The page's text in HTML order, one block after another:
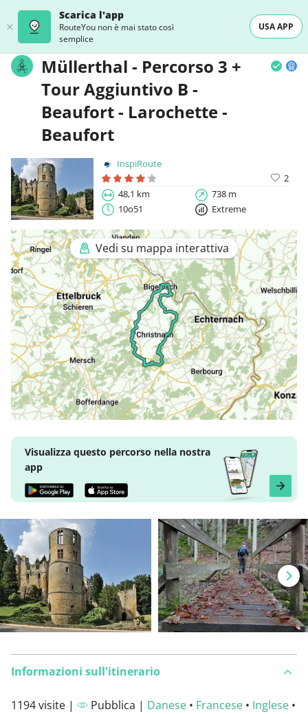
Scarica l'app
RouteYou non è mai stato così
semplice
USA APP
Müllerthal - Percorso 3 +
Tour Aggiuntivo B -
Beaufort - Larochette -
Beaufort
InspiRoute
2
48,1 km
738 m
10o51
Extreme
Vedi su mappa interattiva
Visualizza questo percorso nella nostra
app
Informazioni sull'itinerario
1194 visite | Pubblica | Danese • Francese • Inglese •